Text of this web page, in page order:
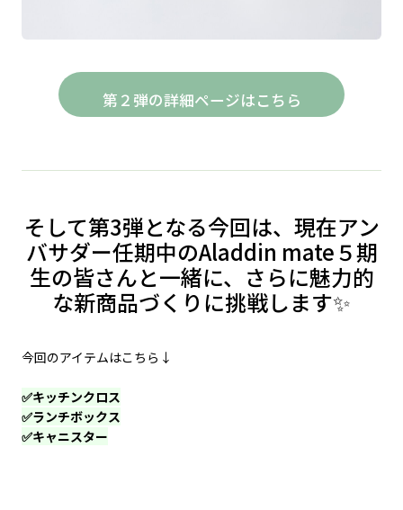
第２弾の詳細ページはこちら
そして第3弾となる今回は、現在アン
バサダー任期中のAladdin mate５期
生の皆さんと一緒に、さらに魅力的
な新商品づくりに挑戦します✨
今回のアイテムはこちら↓
✅キッチンクロス
✅ランチボックス
✅キャニスター